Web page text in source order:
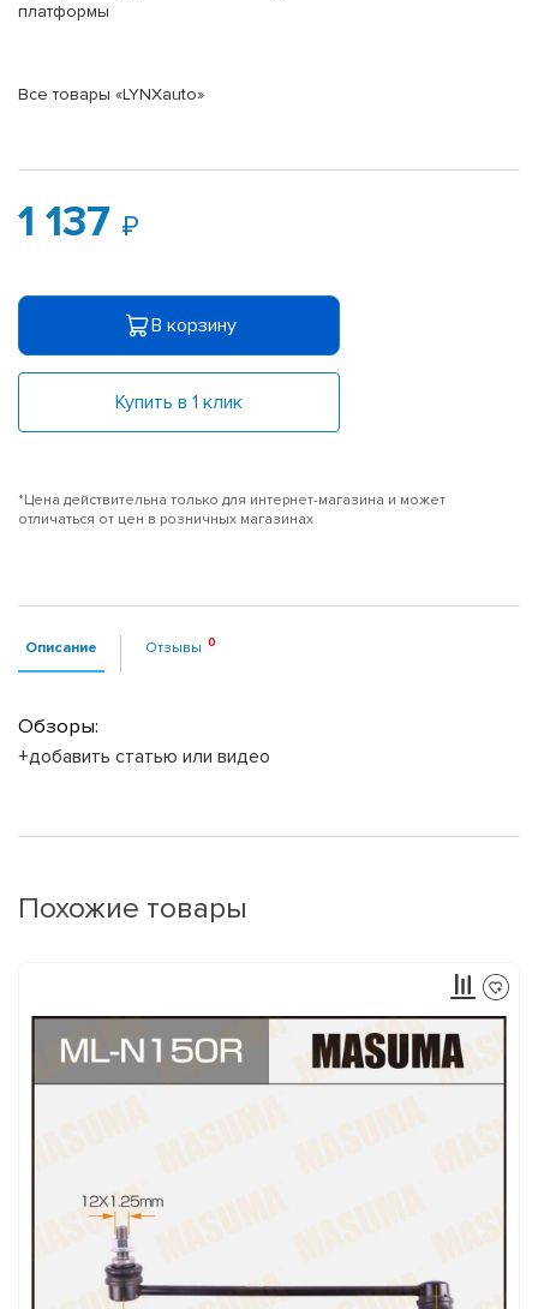
платформы
Все товары «LYNXauto»
1 137
В корзину
Купить в 1 клик
*Цена действительна только для интернет-магазина и может
отличаться от цен в розничных магазинах
Описание Отзывы
Обзоры:
+добавить статью или видео
Похожие товары